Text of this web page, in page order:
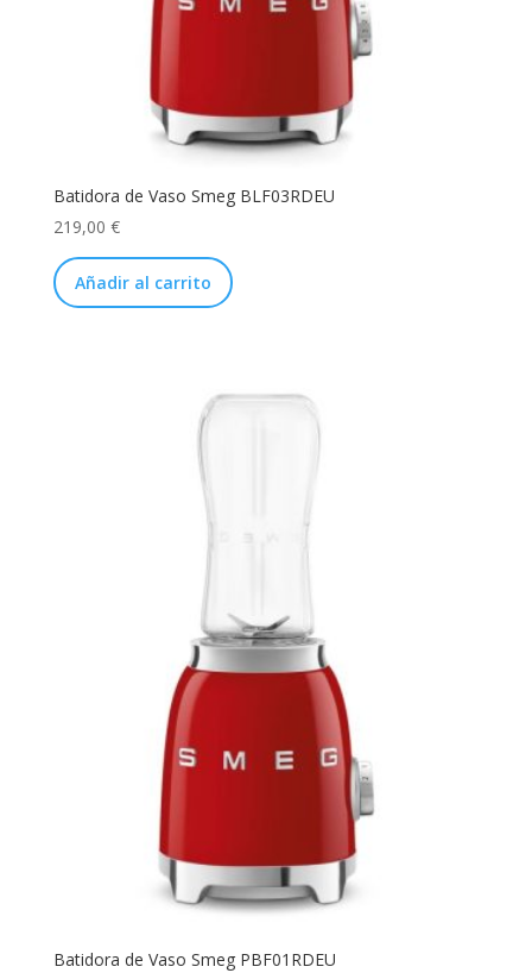
Batidora de Vaso Smeg BLF03RDEU
219,00 €
Añadir al carrito
Batidora de Vaso Smeg PBF01RDEU